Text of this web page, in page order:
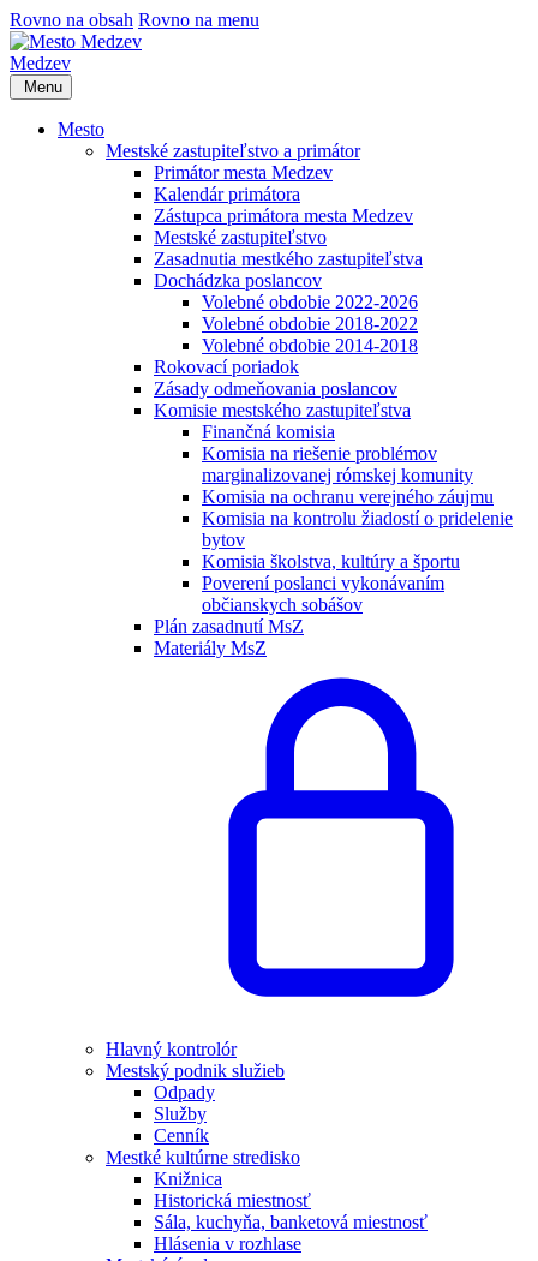
Rovno na obsah Rovno na menu
Medzev
Menu
Mesto
Mestské zastupiteľstvo a primátor
Primátor mesta Medzev
Kalendár primátora
Zástupca primátora mesta Medzev
Mestské zastupiteľstvo
Zasadnutia mestkého zastupiteľstva
Dochádzka poslancov
Volebné obdobie 2022-2026
Volebné obdobie 2018-2022
Volebné obdobie 2014-2018
Rokovací poriadok
Zásady odmeňovania poslancov
Komisie mestského zastupiteľstva
Finančná komisia
Komisia na riešenie problémov
marginalizovanej rómskej komunity
Komisia na ochranu verejného záujmu
Komisia na kontrolu žiadostí o pridelenie
bytov
Komisia školstva, kultúry a športu
Poverení poslanci vykonávaním
občianskych sobášov
Plán zasadnutí MsZ
Materiály MsZ
Hlavný kontrolór
Mestský podnik služieb
Odpady
Služby
Cenník
Mestké kultúrne stredisko
Knižnica
Historická miestnosť
Sála, kuchyňa, banketová miestnosť
Hlásenia v rozhlase